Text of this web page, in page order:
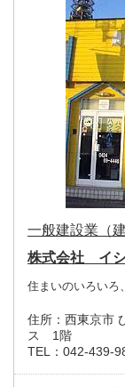
一般建設業（
株式会社 イ
住まいのいろいろ
住所： 西東京市
ス 1階
TEL： 042-439-